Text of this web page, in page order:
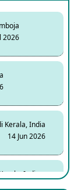
2026
Kerala, India
14 Jun 2026
India